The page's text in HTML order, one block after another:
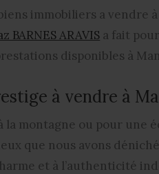
immobiliers a vendre
BARNES ARAVIS a fait
disponibles à
à vendre à
montagne ou pour une
que nous avons
et à l’authenticité